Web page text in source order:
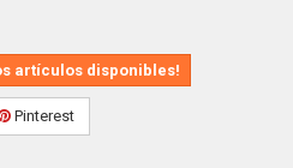
artículos disponibles!
Pinterest